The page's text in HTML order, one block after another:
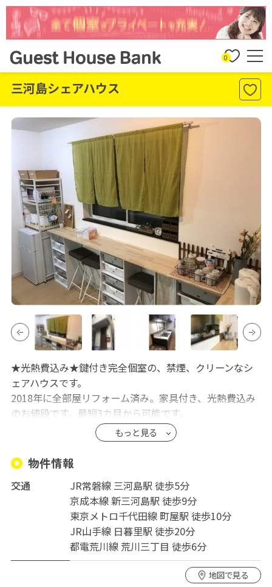
0
三河島シェアハウス
★光熱費込み★鍵付き完全個室の、禁煙、クリーンなシ
ェアハウスです。
2018年に全部屋リフォーム済み。家具付き、光熱費込み
のお値段です。最短3カ月から可能です。
＜重要＞下記に同意いただける方のみ入居可能とします
・自転車などの駐輪は不可
・近隣住民に迷惑をかけないよう騒音やゴミのポイ捨て
などマナーには十分注意できる方
・共有スペースはきれいにご利用いただける方
・その他、居住者の迷惑になるような行為を慎んでいた
・居住者以外の入室はご相談がない場合はお断りしてお
ります。
もっと見る
物件情報
交通
JR常磐線 三河島駅 徒歩5分
京成本線 新三河島駅 徒歩9分
東京メトロ千代田線 町屋駅 徒歩10分
JR山手線 日暮里駅 徒歩20分
都電荒川線 荒川三丁目 徒歩6分
地図で見る